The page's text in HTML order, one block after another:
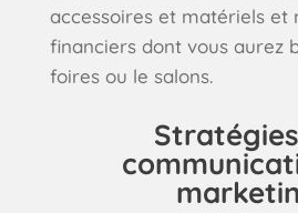
accessoires et matériels et
financiers dont vous aurez
foires ou le salons.